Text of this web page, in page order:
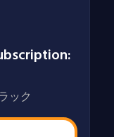
ック